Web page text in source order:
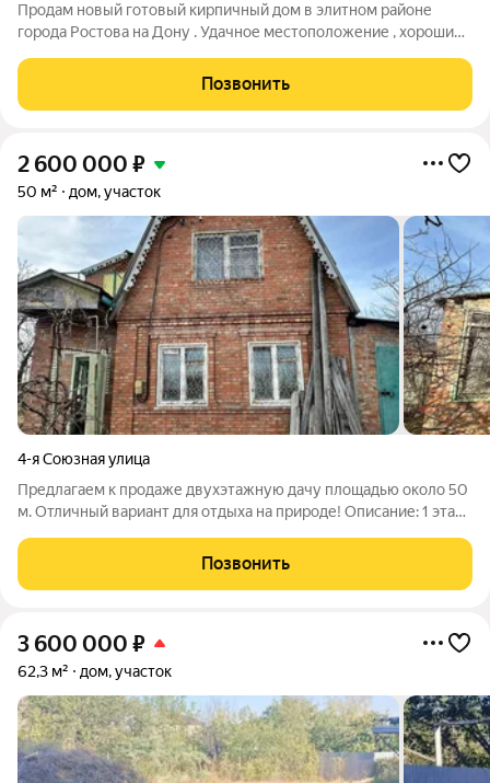
Продам новый готовый кирпичный дом в элитном районе
города Ростова на Дону . Удачное местоположение , хорошие
современные дома вокруг. Дом возведен полностью из
кирпича , большие
Позвонить
2 600 000 ₽
50 м² дом, участок
4-я Союзная улица
Предлагаем к продаже двухэтажную дачу площадью около 50
м. Отличный вариант для отдыха на природе! Описание: 1 этаж:
Центральное
Позвонить
3 600 000 ₽
62,3 м² дом, участок